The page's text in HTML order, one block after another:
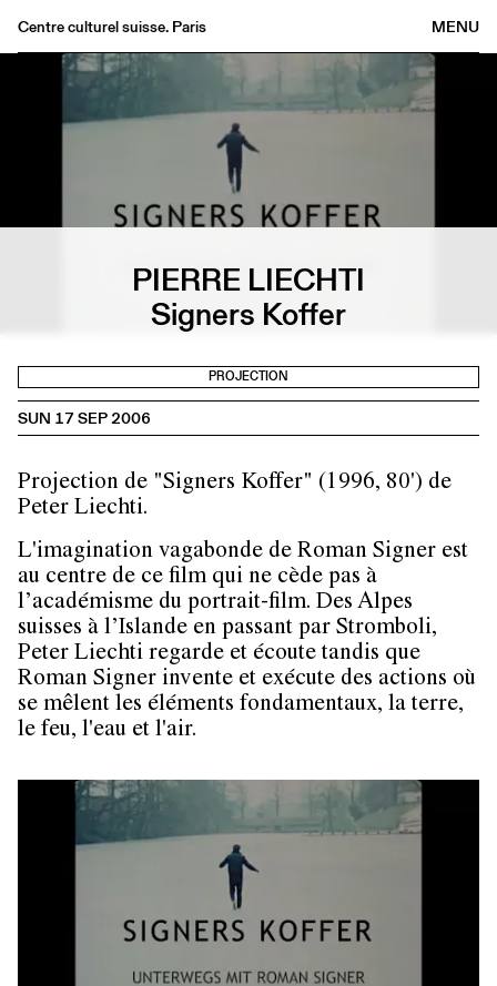
MENU
Centre culturel suisse. Paris
Agenda
PIERRE LIECHTI
Signers Koffer
PROJECTION
SUN 17 SEP 2006
Projection de "Signers Koffer" (1996, 80') de
Peter Liechti.
L'imagination vagabonde de Roman Signer est
au centre de ce film qui ne cède pas à
l’académisme du portrait-film. Des Alpes
suisses à l’Islande en passant par Stromboli,
Peter Liechti regarde et écoute tandis que
Roman Signer invente et exécute des actions où
se mêlent les éléments fondamentaux, la terre,
le feu, l'eau et l'air.